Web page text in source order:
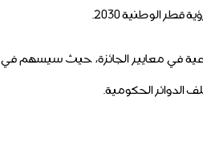
الوطنية 2030.
في معايير الجائزة، حيث سيسهم في
الدوائر الحكومية.